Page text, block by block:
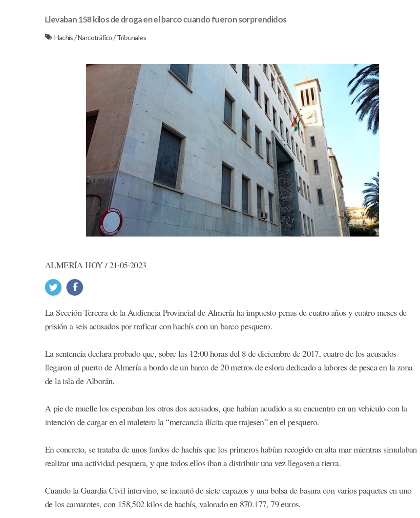
Llevaban 158 kilos de droga en el barco cuando fueron sorprendidos
Hachís/Narcotráfico/Tribunales
ALMERÍA HOY / 21·05·2023
La Sección Tercera de la Audiencia Provincial de Almería ha impuesto penas de cuatro años y cuatro meses de
prisión a seis acusados por traficar con hachís con un barco pesquero.
La sentencia declara probado que, sobre las 12:00 horas del 8 de diciembre de 2017, cuatro de los acusados
llegaron al puerto de Almería a bordo de un barco de 20 metros de eslora dedicado a labores de pesca en la zona
de la isla de Alborán.
A pie de muelle los esperaban los otros dos acusados, que habían acudido a su encuentro en un vehículo con la
intención de cargar en el maletero la “mercancía ilícita que trajesen” en el pesquero.
En concreto, se trataba de unos fardos de hachís que los primeros habían recogido en alta mar mientras simulaban
realizar una actividad pesquera, y que todos ellos iban a distribuir una vez llegasen a tierra.
Cuando la Guardia Civil intervino, se incautó de siete capazos y una bolsa de basura con varios paquetes en uno
de los camarotes, con 158,502 kilos de hachís, valorado en 870.177, 79 euros.